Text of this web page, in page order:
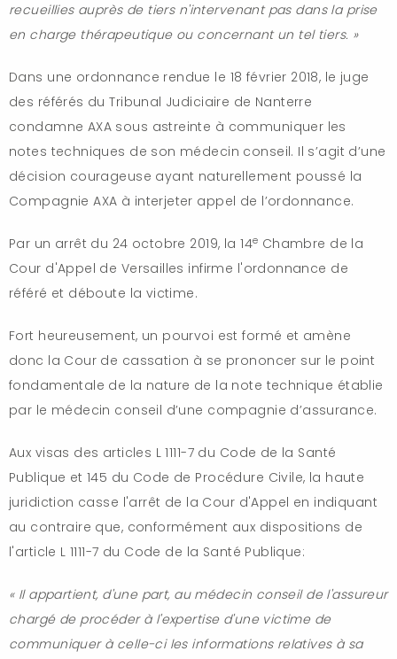
recueillies auprès de tiers n'intervenant pas dans la prise
en charge thérapeutique ou concernant un tel tiers. »
Dans une ordonnance rendue le 18 février 2018, le juge
des référés du Tribunal Judiciaire de Nanterre
condamne AXA sous astreinte à communiquer les
notes techniques de son médecin conseil. Il s’agit d’une
décision courageuse ayant naturellement poussé la
Compagnie AXA à interjeter appel de l’ordonnance.
Par un arrêt du 24 octobre 2019, la 14e Chambre de la
Cour d'Appel de Versailles infirme l'ordonnance de
référé et déboute la victime.
Fort heureusement, un pourvoi est formé et amène
donc la Cour de cassation à se prononcer sur le point
fondamentale de la nature de la note technique établie
par le médecin conseil d’une compagnie d’assurance.
Aux visas des articles L 1111-7 du Code de la Santé
Publique et 145 du Code de Procédure Civile, la haute
juridiction casse l'arrêt de la Cour d'Appel en indiquant
au contraire que, conformément aux dispositions de
l'article L 1111-7 du Code de la Santé Publique:
« Il appartient, d'une part, au médecin conseil de l'assureur
chargé de procéder à l'expertise d'une victime de
communiquer à celle-ci les informations relatives à sa